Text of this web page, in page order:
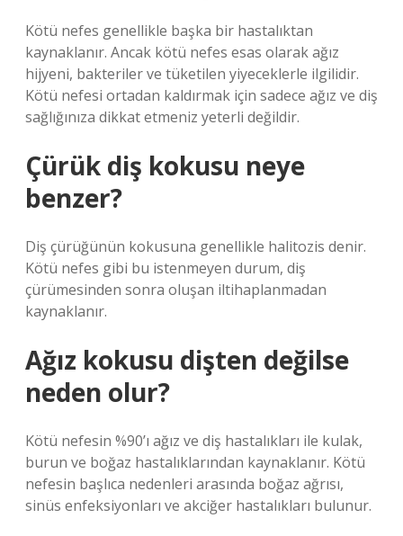
Kötü nefes genellikle başka bir hastalıktan
kaynaklanır. Ancak kötü nefes esas olarak ağız
hijyeni, bakteriler ve tüketilen yiyeceklerle ilgilidir.
Kötü nefesi ortadan kaldırmak için sadece ağız ve diş
sağlığınıza dikkat etmeniz yeterli değildir.
Çürük diş kokusu neye
benzer?
Diş çürüğünün kokusuna genellikle halitozis denir.
Kötü nefes gibi bu istenmeyen durum, diş
çürümesinden sonra oluşan iltihaplanmadan
kaynaklanır.
Ağız kokusu dişten değilse
neden olur?
Kötü nefesin %90’ı ağız ve diş hastalıkları ile kulak,
burun ve boğaz hastalıklarından kaynaklanır. Kötü
nefesin başlıca nedenleri arasında boğaz ağrısı,
sinüs enfeksiyonları ve akciğer hastalıkları bulunur.